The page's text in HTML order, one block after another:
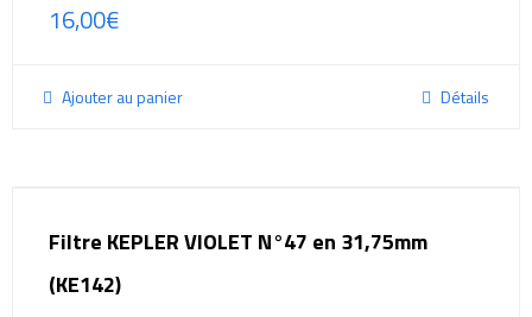
16,00€
Ajouter au panier Détails
Filtre KEPLER VIOLET N°47 en 31,75mm
(KE142)